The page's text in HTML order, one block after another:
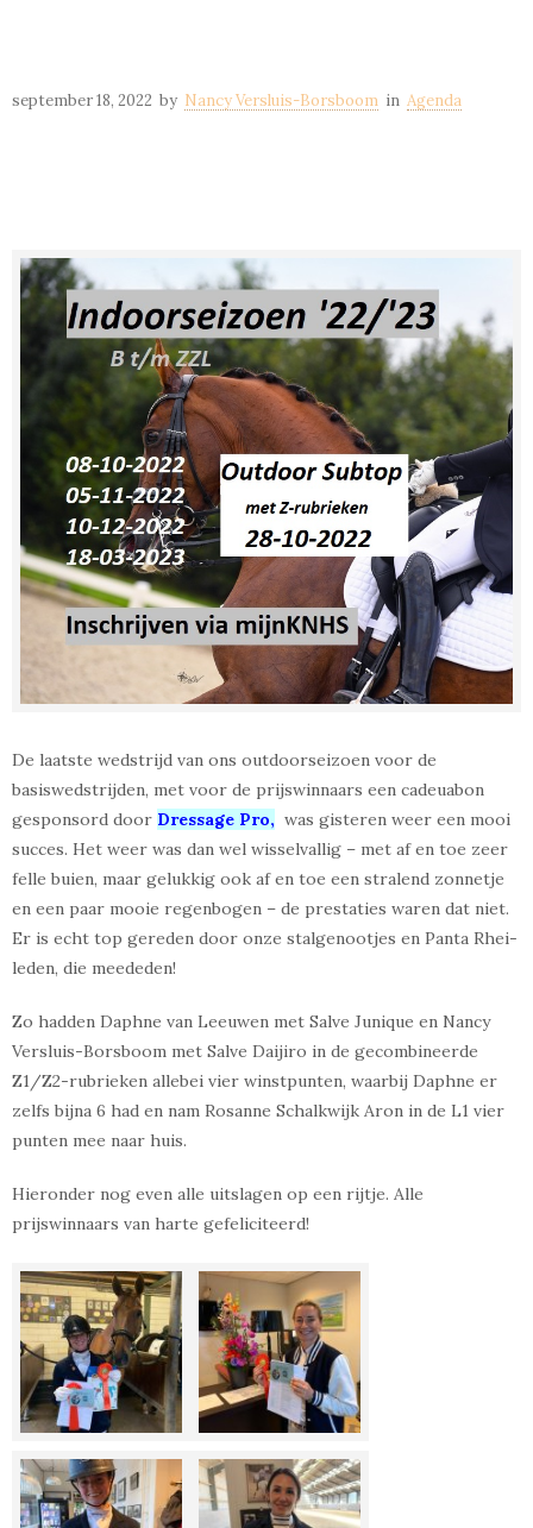
september 18, 2022 by Nancy Versluis-Borsboom in Agenda
De laatste wedstrijd van ons outdoorseizoen voor de
basiswedstrijden, met voor de prijswinnaars een cadeuabon
gesponsord door Dressage Pro, was gisteren weer een mooi
succes. Het weer was dan wel wisselvallig – met af en toe zeer
felle buien, maar gelukkig ook af en toe een stralend zonnetje
en een paar mooie regenbogen – de prestaties waren dat niet.
Er is echt top gereden door onze stalgenootjes en Panta Rhei-
leden, die meededen!
Zo hadden Daphne van Leeuwen met Salve Junique en Nancy
Versluis-Borsboom met Salve Daijiro in de gecombineerde
Z1/Z2-rubrieken allebei vier winstpunten, waarbij Daphne er
zelfs bijna 6 had en nam Rosanne Schalkwijk Aron in de L1 vier
punten mee naar huis.
Hieronder nog even alle uitslagen op een rijtje. Alle
prijswinnaars van harte gefeliciteerd!